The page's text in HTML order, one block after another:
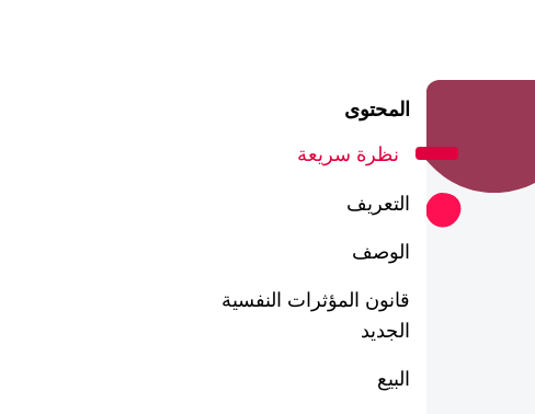
المحتوى
نظرة سريعة
التعريف
الوصف
قانون المؤثرات النفسية
الجديد
البيع